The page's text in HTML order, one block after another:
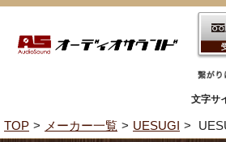
文字サ
TOP メーカー一覧 UESUGI